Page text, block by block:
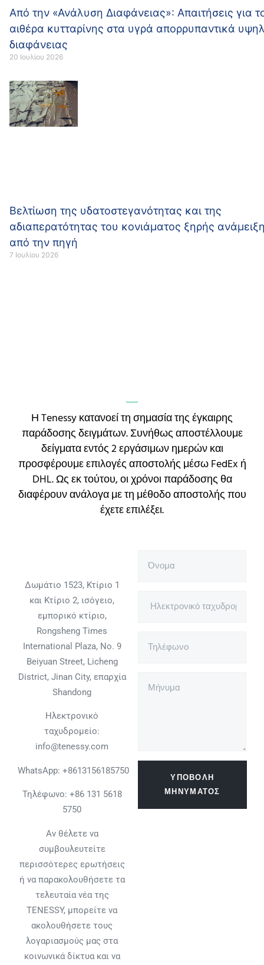
Από την «Ανάλυση Διαφάνειας»: Απαιτήσεις για
αιθέρα κυτταρίνης στα υγρά απορρυπαντικά
διαφάνειας
20 Ιουλίου 2026
Βελτίωση της υδατοστεγανότητας και της
αδιαπερατότητας του κονιάματος ξηρής
από την πηγή
7 Ιουλίου 2026
Η Tenessy κατανοεί τη σημασία της έγκαιρης
παράδοσης δειγμάτων. Συνήθως αποστέλλουμε
δείγματα εντός 2 εργάσιμων ημερών και
προσφέρουμε επιλογές αποστολής μέσω FedEx ή
DHL. Ως εκ τούτου, οι χρόνοι παράδοσης θα
διαφέρουν ανάλογα με τη μέθοδο αποστολής που
έχετε επιλέξει.
Δωμάτιο 1523, Κτίριο 1
και Κτίριο 2, ισόγειο,
εμπορικό κτίριο,
Rongsheng Times
International Plaza, No. 9
Beiyuan Street, Licheng
District, Jinan City, επαρχία
Shandong
Ηλεκτρονικό
ταχυδρομείο:
info@tenessy.com
WhatsApp: +8613156185750
Τηλέφωνο: +86 131 5618
5750
Αν θέλετε να
συμβουλευτείτε
περισσότερες ερωτήσεις
ή να παρακολουθήσετε τα
τελευταία νέα της
TENESSY, μπορείτε να
ακολουθήσετε τους
λογαριασμούς μας στα
κοινωνικά δίκτυα και να
ΥΠΟΒΟΛΉ
ΜΗΝΎΜΑΤΟΣ